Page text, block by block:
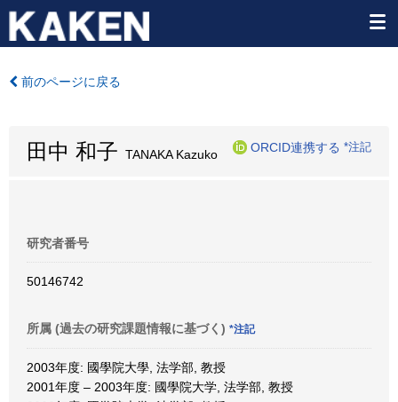
前のページに戻る
田中 和子 TANAKA Kazuko
ORCID連携する *注記
研究者番号
50146742
所属 (過去の研究課題情報に基づく) *注記
2003年度: 國學院大學, 法学部, 教授
2001年度 – 2003年度: 國學院大学, 法学部, 教授